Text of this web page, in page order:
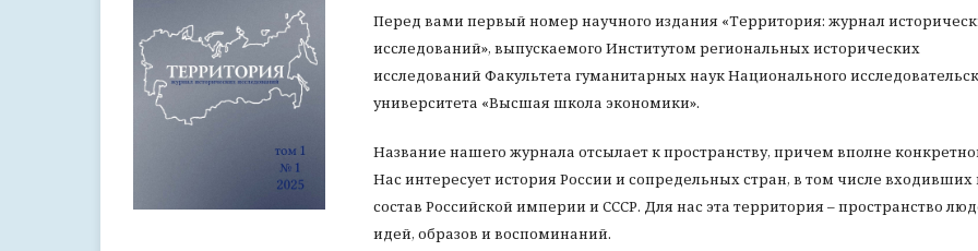
Перед вами первый номер научного издания «Территория: журнал
исследований», выпускаемого Институтом региональных исторических
исследований Факультета гуманитарных наук Национального
университета «Высшая школа экономики».
Название нашего журнала отсылает к пространству, причем вполне
Нас интересует история России и сопредельных стран, в том числе входивших
состав Российской империи и СССР. Для нас эта территория – пространство
идей, образов и воспоминаний.